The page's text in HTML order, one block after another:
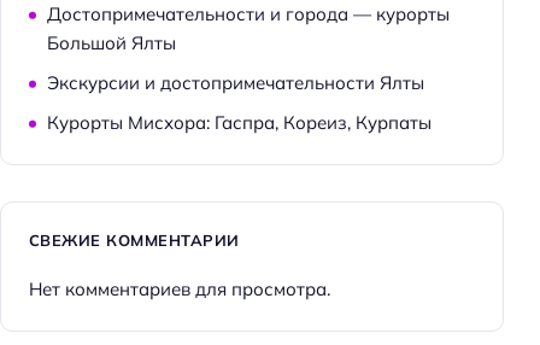
Парковка
Кондиционер в номере
Оплата картой
Пляжная линия: 2-я линия
Достопримечательности и города — курорты
Большой Ялты
Экскурсии и достопримечательности Ялты
Курорты Мисхора: Гаспра, Кореиз, Курпаты
СВЕЖИЕ КОММЕНТАРИИ
Нет комментариев для просмотра.